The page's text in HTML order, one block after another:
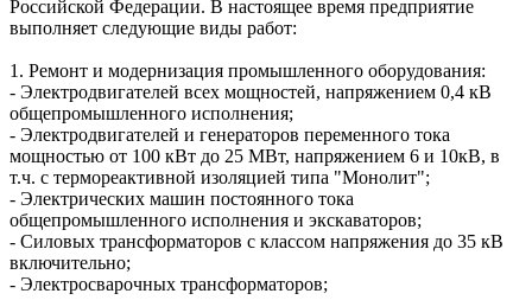
Российской Федерации. В настоящее время предприятие
выполняет следующие виды работ:
1. Ремонт и модернизация промышленного оборудования:
- Электродвигателей всех мощностей, напряжением 0,4 кВ
общепромышленного исполнения;
- Электродвигателей и генераторов переменного тока
мощностью от 100 кВт до 25 МВт, напряжением 6 и 10кВ, в
т.ч. с термореактивной изоляцией типа "Монолит";
- Электрических машин постоянного тока
общепромышленного исполнения и экскаваторов;
- Силовых трансформаторов с классом напряжения до 35 кВ
включительно;
- Электросварочных трансформаторов;